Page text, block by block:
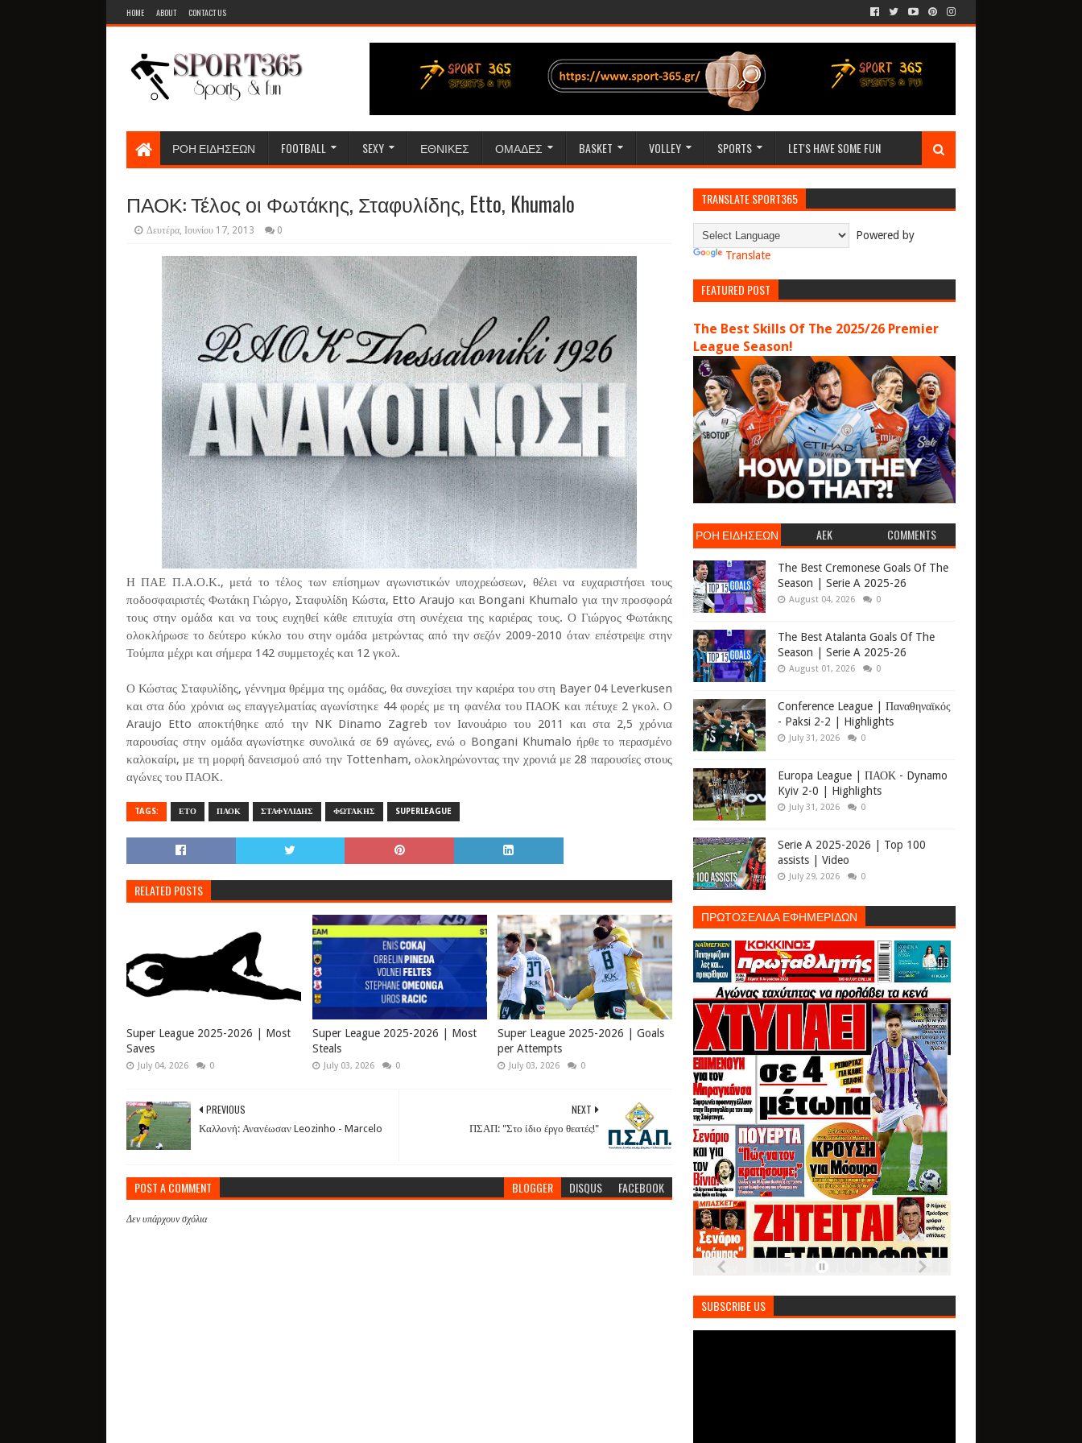
HOME ABOUT CONTACT US
ΡΟΗ ΕΙΔΗΣΕΩΝ FOOTBALL SEXY ΕΘΝΙΚΕΣ ΟΜΑΔΕΣ BASKET VOLLEY SPORTS LET'S HAVE SOME FUN
ΠΑΟΚ: Τέλος οι Φωτάκης, Σταφυλίδης, Etto, Khumalo
Δευτέρα, Ιουνίου 17, 2013 0
Η ΠΑΕ Π.Α.Ο.Κ., μετά το τέλος των επίσημων αγωνιστικών υποχρεώσεων, θέλει να ευχαριστήσει τους
ποδοσφαιριστές Φωτάκη Γιώργο, Σταφυλίδη Κώστα, Etto Araujo και Bongani Khumalo για την προσφορά
τους στην ομάδα και να τους ευχηθεί κάθε επιτυχία στη συνέχεια της καριέρας τους. Ο Γιώργος Φωτάκης
ολοκλήρωσε το δεύτερο κύκλο του στην ομάδα μετρώντας από την σεζόν 2009-2010 όταν επέστρεψε στην
Τούμπα μέχρι και σήμερα 142 συμμετοχές και 12 γκολ.
Ο Κώστας Σταφυλίδης, γέννημα θρέμμα της ομάδας, θα συνεχίσει την καριέρα του στη Bayer 04 Leverkusen
και στα δύο χρόνια ως επαγγελματίας αγωνίστηκε 44 φορές με τη φανέλα του ΠΑΟΚ και πέτυχε 2 γκολ. Ο
Araujo Etto αποκτήθηκε από την NK Dinamo Zagreb τον Ιανουάριο του 2011 και στα 2,5 χρόνια
παρουσίας στην ομάδα αγωνίστηκε συνολικά σε 69 αγώνες, ενώ ο Bongani Khumalo ήρθε το περασμένο
καλοκαίρι, με τη μορφή δανεισμού από την Tottenham, ολοκληρώνοντας την χρονιά με 28 παρουσίες στους
αγώνες του ΠΑΟΚ.
TAGS: ΕΤΟ ΠΑΟΚ ΣΤΑΦΥΛΙΔΗΣ ΦΩΤΑΚΗΣ SUPERLEAGUE
RELATED POSTS
Super League 2025-2026 | Most
Saves
July 04, 2026 0
Super League 2025-2026 | Most
Steals
July 03, 2026 0
Super League 2025-2026 | Goals
per Attempts
July 03, 2026 0
NEXT
ΠΣΑΠ: "Στο ίδιο έργο θεατές!"
PREVIOUS
Καλλονή: Ανανέωσαν Leozinho - Marcelo
POST A COMMENT BLOGGER DISQUS FACEBOOK
Δεν υπάρχουν σχόλια
TRANSLATE SPORT365
Powered by
Translate
FEATURED POST
The Best Skills Of The 2025/26 Premier
League Season!
ΡΟΗ ΕΙΔΗΣΕΩΝ AEK COMMENTS
The Best Cremonese Goals Of The
Season | Serie A 2025-26
August 04, 2026 0
The Best Atalanta Goals Of The
Season | Serie A 2025-26
August 01, 2026 0
Conference League | Παναθηναϊκός
- Paksi 2-2 | Highlights
July 31, 2026 0
Europa League | ΠΑΟΚ - Dynamo
Kyiv 2-0 | Highlights
July 31, 2026 0
Serie A 2025-2026 | Top 100
assists | Video
July 29, 2026 0
ΠΡΩΤΟΣΕΛΙΔΑ ΕΦΗΜΕΡΙΔΩΝ
SUBSCRIBE US